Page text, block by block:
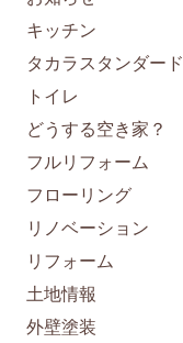
キッチン
タカラスタンダード
トイレ
どうする空き家？
フルリフォーム
フローリング
リノベーション
リフォーム
土地情報
外壁塗装